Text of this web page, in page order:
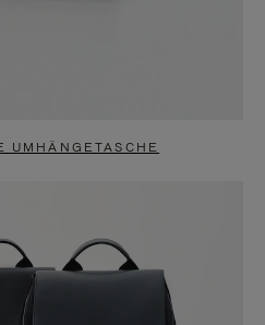
UMHÄNGETASCHE